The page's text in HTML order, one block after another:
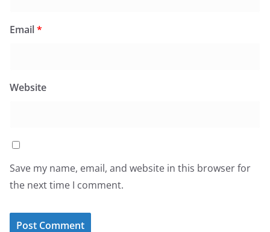
Email*
Website
Save my name, email, and website in this browser for
the next time I comment.